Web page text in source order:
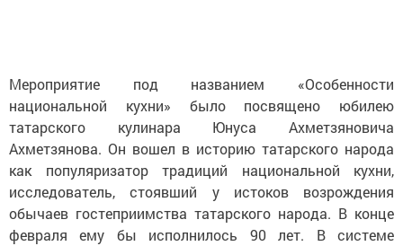
Мероприятие под названием «Особенности
национальной кухни» было посвящено юбилею
татарского кулинара Юнуса Ахметзяновича
Ахметзянова. Он вошел в историю татарского народа
как популяризатор традиций национальной кухни,
исследователь, стоявший у истоков возрождения
обычаев гостеприимства татарского народа. В конце
февраля ему бы исполнилось 90 лет. В системе